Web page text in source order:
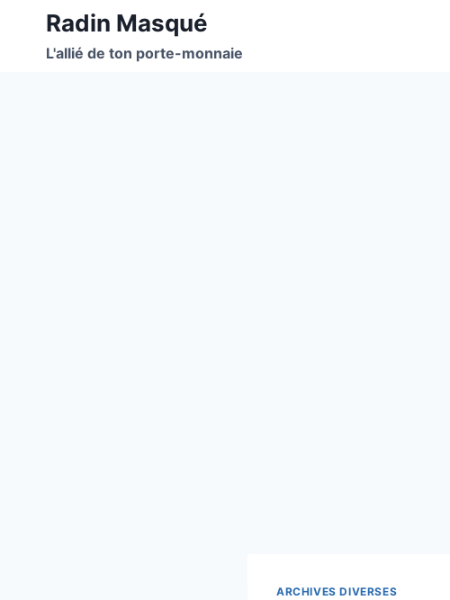
contenu
Radin Masqué
L'allié de ton porte-monnaie
ARCHIVES DIVERSES